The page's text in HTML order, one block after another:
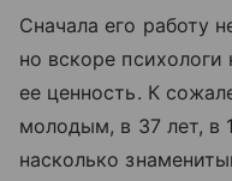
Сначала его работу
но вскоре психологи
ее ценность. К
молодым, в 37 лет, в
насколько